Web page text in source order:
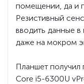
помещении, да и
Резистивный
вводить данные
даже на мокром
Планшет
Core i5-6300U